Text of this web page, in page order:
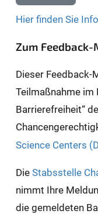
Hier finden Sie
Zum
Dieser Feedback-
Teilmaßnahme im
Barrierefreiheit“
Science Centers
Die Stabsstelle
nimmt Ihre
die gemeldeten